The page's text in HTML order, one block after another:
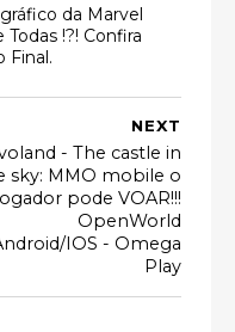
da Marvel
!?! Confira
Final.
NEXT
- The castle in
sky: MMO mobile o
pode VOAR!!!
OpenWorld
IOS - Omega
Play